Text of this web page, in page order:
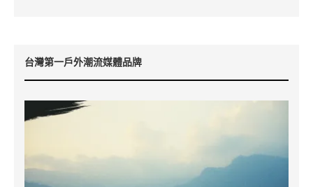
台灣第一戶外潮流媒體品牌